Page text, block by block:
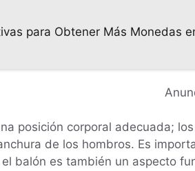
para Obtener Más Monedas
posición corporal adecuada;
de los hombros. Es
balón es también un aspecto